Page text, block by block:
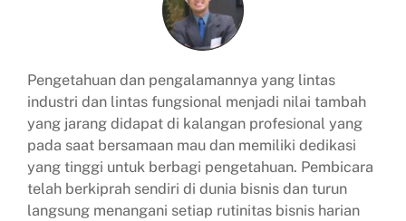
Pengetahuan dan pengalamannya yang lintas
industri dan lintas fungsional menjadi nilai tambah
yang jarang didapat di kalangan profesional yang
pada saat bersamaan mau dan memiliki dedikasi
yang tinggi untuk berbagi pengetahuan. Pembicara
telah berkiprah sendiri di dunia bisnis dan turun
langsung menangani setiap rutinitas bisnis harian